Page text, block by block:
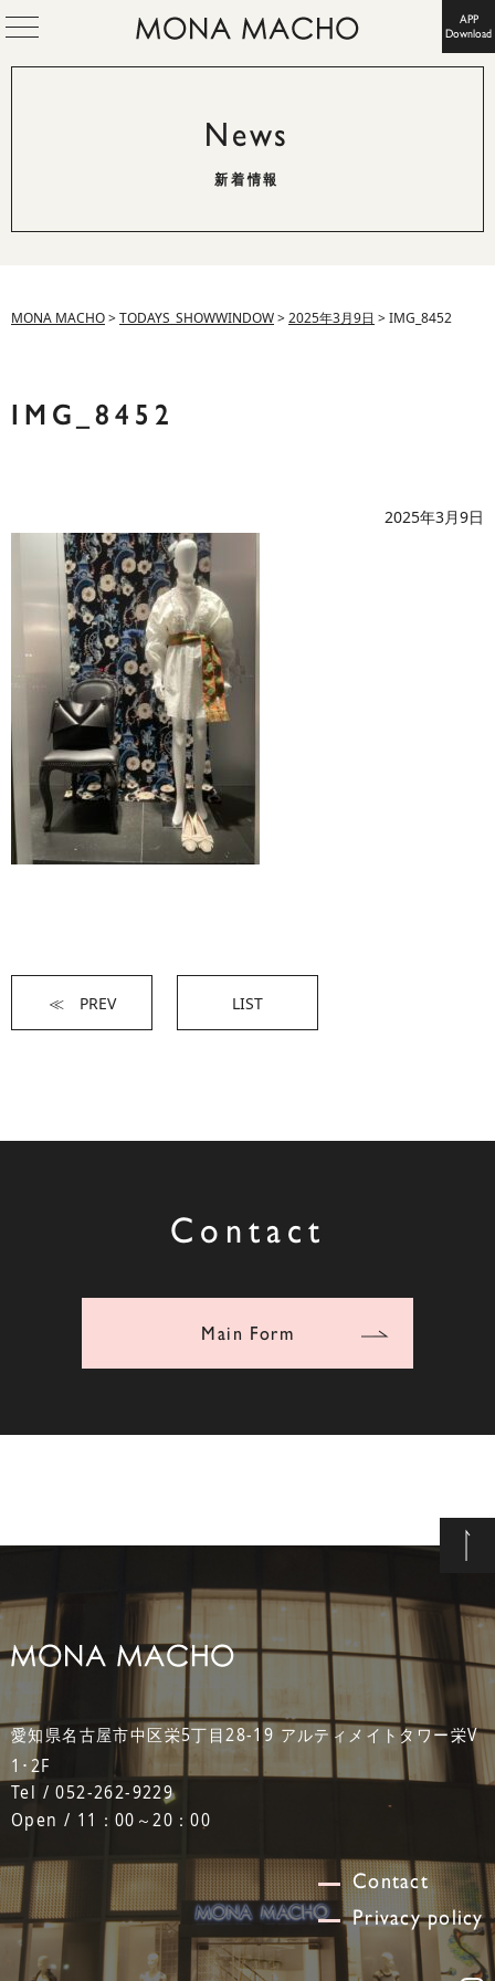
APP
Download
News
新着情報
MONA MACHO>TODAYS_SHOWWINDOW>2025年3月9日 >IMG_8452
IMG_8452
2025年3月9日
≪ PREV LIST
Contact
Main Form
愛知県名古屋市中区栄5丁目28-19 アルティメイトタワー栄V
1･2F
Tel / 052-262-9229
Open / 11：00～20：00
Contact
Privacy policy